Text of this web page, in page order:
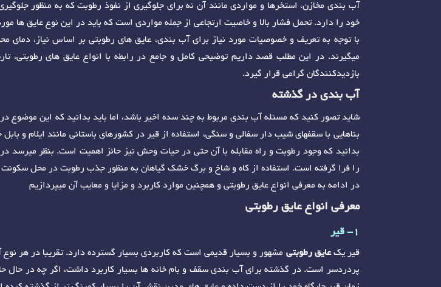
آب بندی مخازن، استخرها و مواردی مانند آن نه برای جلوگیری از نفوذ رطوبت که به منظور
خود را دارد. تحمل فشار بالا و خاصیت ارتجاعی از جمله مواردی است که باید در این نوع عایق ها
با توجه به تعریف و خصوصیات مورد نیاز برای آب بندی، عایق های رطوبتی بر اساس نیاز، دمای
میگیرند. در این مطلب قصد داریم توضیحی کامل و جامع در رابطه با انواع عایق های رطوبتی،
بازدیدکنندگان گرامی قرار گیرد.
آب بندی در گذشته
شاید تصور کنید که مسئله آب بندی مربوط به چند سده اخیر باشد، اما باید بدانید که این
بناهایی با سقفهای شیب دار سفالی و سنگی، استفاده از قیر در کشورهای باستانی مانند ایلام و
بدانید که وجود رطوبت و راه مقابله با آن حتی در حیات وحش نیز حائز اهمیت است. بنظر میرسد در
را فرا گرفته است. استفاده از کاه و شاخ و برگ خشک گیاهان به منظور جذب رطوبت در محل سکونت
در ادامه به معرفی انواع عایق رطوبتی و همچنین موارد کاربرد و مزایا و معایب آن میپردازیم
معرفی انواع عایق رطوبتی
1- قیر
قیر یکعایق رطوبتی مشهور و بسیار قدیمی است که کاربردی بسیار گسترده دارد. تقریبا در هر
پردردسر است. در گذشته برای آب بندی سقف و بام خانه ها بسیار کاربرد داشت، اگر چه در حال